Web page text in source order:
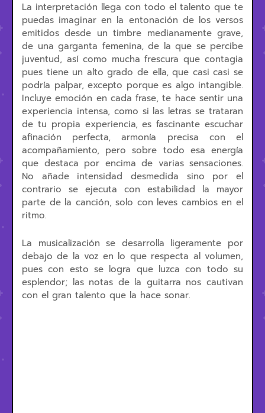
La interpretación llega con todo el talento que te
puedas imaginar en la entonación de los versos
emitidos desde un timbre medianamente grave,
de una garganta femenina, de la que se percibe
juventud, así como mucha frescura que contagia
pues tiene un alto grado de ella, que casi casi se
podría palpar, excepto porque es algo intangible.
Incluye emoción en cada frase, te hace sentir una
experiencia intensa, como si las letras se trataran
de tu propia experiencia, es fascinante escuchar
afinación perfecta, armonía precisa con el
acompañamiento, pero sobre todo esa energía
que destaca por encima de varias sensaciones.
No añade intensidad desmedida sino por el
contrario se ejecuta con estabilidad la mayor
parte de la canción, solo con leves cambios en el
ritmo.
La musicalización se desarrolla ligeramente por
debajo de la voz en lo que respecta al volumen,
pues con esto se logra que luzca con todo su
esplendor; las notas de la guitarra nos cautivan
con el gran talento que la hace sonar.